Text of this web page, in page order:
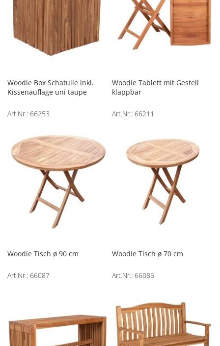
Woodie Box Schatulle inkl.
Kissenauflage uni taupe
Art.Nr.: 66253
Woodie Tablett mit Gestell
klappbar
Art.Nr.: 66211
Woodie Tisch ø 90 cm
Art.Nr.: 66087
Woodie Tisch ø 70 cm
Art.Nr.: 66086